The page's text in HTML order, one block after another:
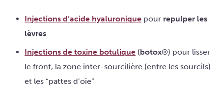
Injections d’acide hyaluronique pour repulper les
lèvres
Injections de toxine botulique (botox®) pour lisser
le front, la zone inter-sourcilière (entre les sourcils)
et les “pattes d’oie”